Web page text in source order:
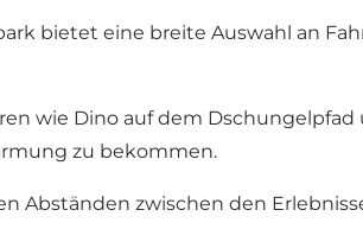
bietet eine breite Auswahl an
wie Dino auf dem
zu bekommen.
Abständen zwischen den